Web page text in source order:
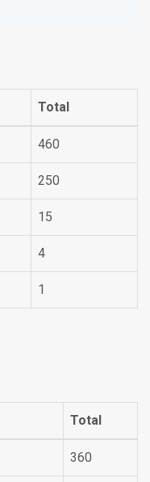
Total
460
250
15
4
1
Total
360